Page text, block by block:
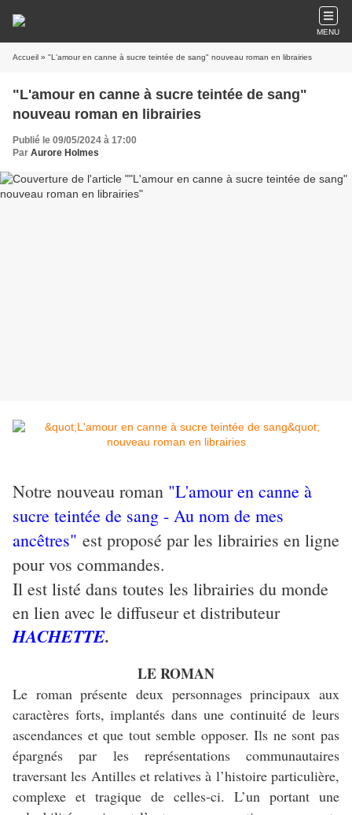
MENU
Accueil » "L'amour en canne à sucre teintée de sang" nouveau roman en librairies
"L'amour en canne à sucre teintée de sang"
nouveau roman en librairies
Publié le 09/05/2024 à 17:00
Par Aurore Holmes
Notre nouveau roman "L'amour en canne à
sucre teintée de sang - Au nom de mes
ancêtres" est proposé par les librairies en ligne
pour vos commandes.
Il est listé dans toutes les librairies du monde
en lien avec le diffuseur et distributeur
HACHETTE.
LE ROMAN
Le roman présente deux personnages principaux aux
caractères forts, implantés dans une continuité de leurs
ascendances et que tout semble opposer. Ils ne sont pas
épargnés par les représentations communautaires
traversant les Antilles et relatives à l’histoire particulière,
complexe et tragique de celles-ci. L’un portant une